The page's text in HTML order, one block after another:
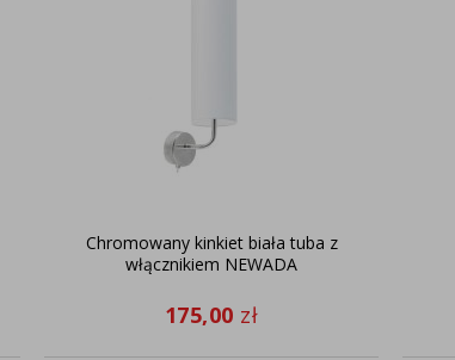
Chromowany kinkiet biała tuba z
włącznikiem NEWADA
175,00 zł